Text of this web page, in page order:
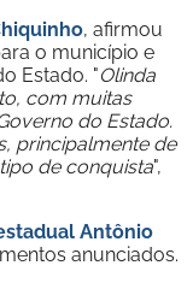
, afirmou
o município e
Estado. "Olinda
com muitas
do Estado.
principalmente de
de conquista",
Antônio
anunciados.